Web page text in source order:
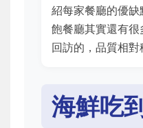
紹每家餐廳的優
飽餐廳其實還有
回訪的，品質相對
海鮮吃